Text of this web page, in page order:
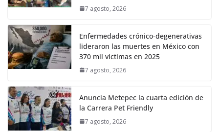
7 agosto, 2026
Enfermedades crónico-degenerativas
lideraron las muertes en México con
370 mil víctimas en 2025
7 agosto, 2026
Anuncia Metepec la cuarta edición de
la Carrera Pet Friendly
7 agosto, 2026